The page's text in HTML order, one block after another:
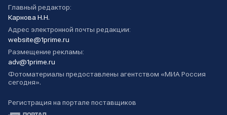
Главный редактор:
Карнова Н.Н.
Адрес электронной почты редакции:
website@1prime.ru
Размещение рекламы:
adv@1prime.ru
Фотоматериалы предоставлены агентством «МИА Россия
сегодня».
Регистрация на портале поставщиков